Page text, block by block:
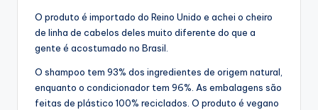
O produto é importado do Reino Unido e achei o cheiro
de linha de cabelos deles muito diferente do que a
gente é acostumado no Brasil.
O shampoo tem 93% dos ingredientes de origem natural,
enquanto o condicionador tem 96%. As embalagens são
feitas de plástico 100% reciclados. O produto é vegano